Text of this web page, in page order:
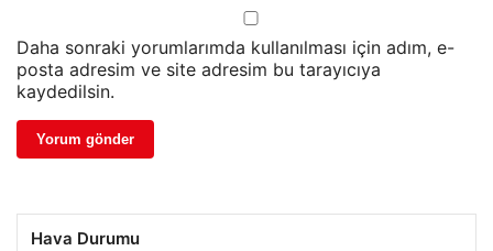
Daha sonraki yorumlarımda kullanılması için adım, e-
posta adresim ve site adresim bu tarayıcıya
kaydedilsin.
Hava Durumu